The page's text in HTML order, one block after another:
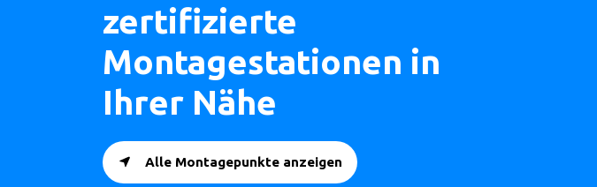
zertifizierte
Montagestationen in
Ihrer Nähe
Alle Montagepunkte anzeigen